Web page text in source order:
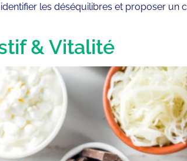
les déséquilibres et proposer un
& Vitalité